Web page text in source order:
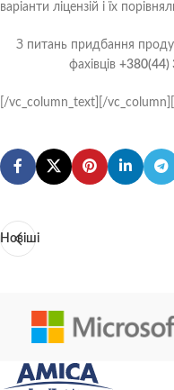
варіанти ліцензій і їх
З питань придбання
фахівців +380(44)
[/vc_column_text][/
Новіші